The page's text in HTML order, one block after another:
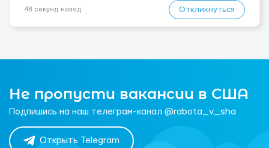
48 секунд назад Откликнуться
Не пропусти вакансии в США
Подпишись на наш телеграм-канал @rabota_v_sha
Открыть Telegram